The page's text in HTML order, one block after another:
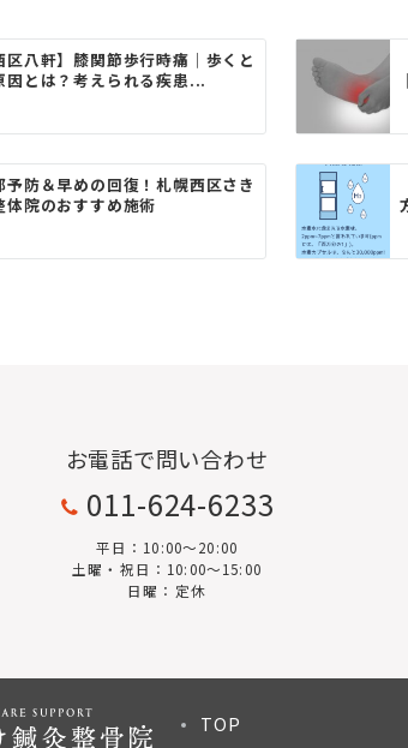
区八軒】膝関節歩行時痛｜歩くと
因とは？考えられる疾患...
予防＆早めの回復！札幌西区さき
体院のおすすめ施術
お電話で問い合わせ
011-624-6233
平日：10:00〜20:00
土曜・祝日：10:00～15:00
日曜：定休
TOP